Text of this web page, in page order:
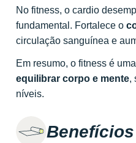
No fitness, o cardio
fundamental. Fortalece o
circulação sanguínea e
Em resumo, o fitness é
equilibrar corpo e mente,
níveis.